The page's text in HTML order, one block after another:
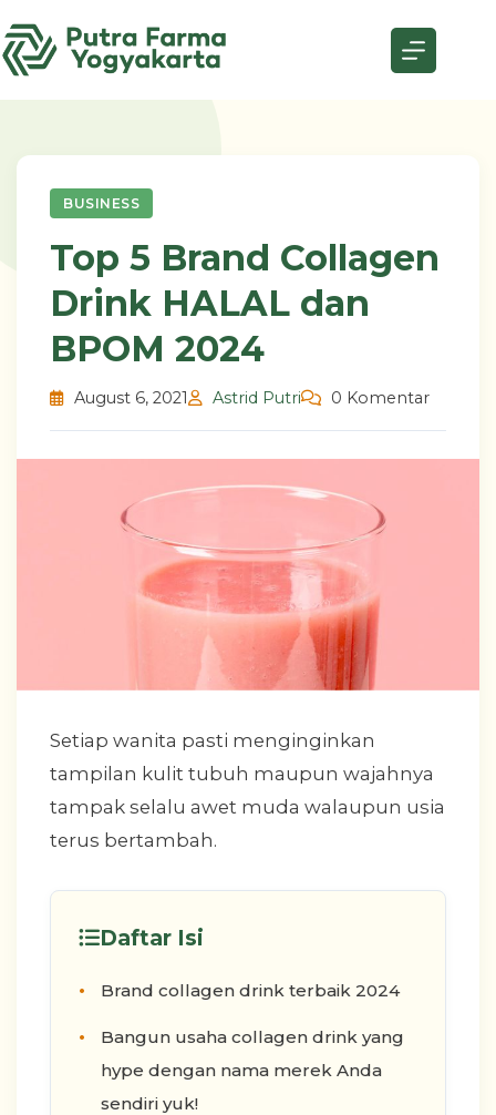
to
content
BUSINESS
Top 5 Brand Collagen
Drink HALAL dan
BPOM 2024
August 6, 2021 Astrid Putri 0 Komentar
Setiap wanita pasti menginginkan
tampilan kulit tubuh maupun wajahnya
tampak selalu awet muda walaupun usia
terus bertambah.
Daftar Isi
Brand collagen drink terbaik 2024
Bangun usaha collagen drink yang
hype dengan nama merek Anda
sendiri yuk!